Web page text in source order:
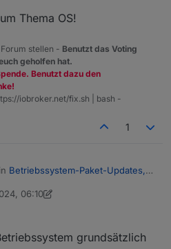
Thema OS!
stellen - Benutzt das Voting
geholfen hat.
Benutzt dazu den
iobroker.net/fix.sh | bash -
1
Betriebssystem-Paket-Updates,
nicht
06:10
grundsätzlich